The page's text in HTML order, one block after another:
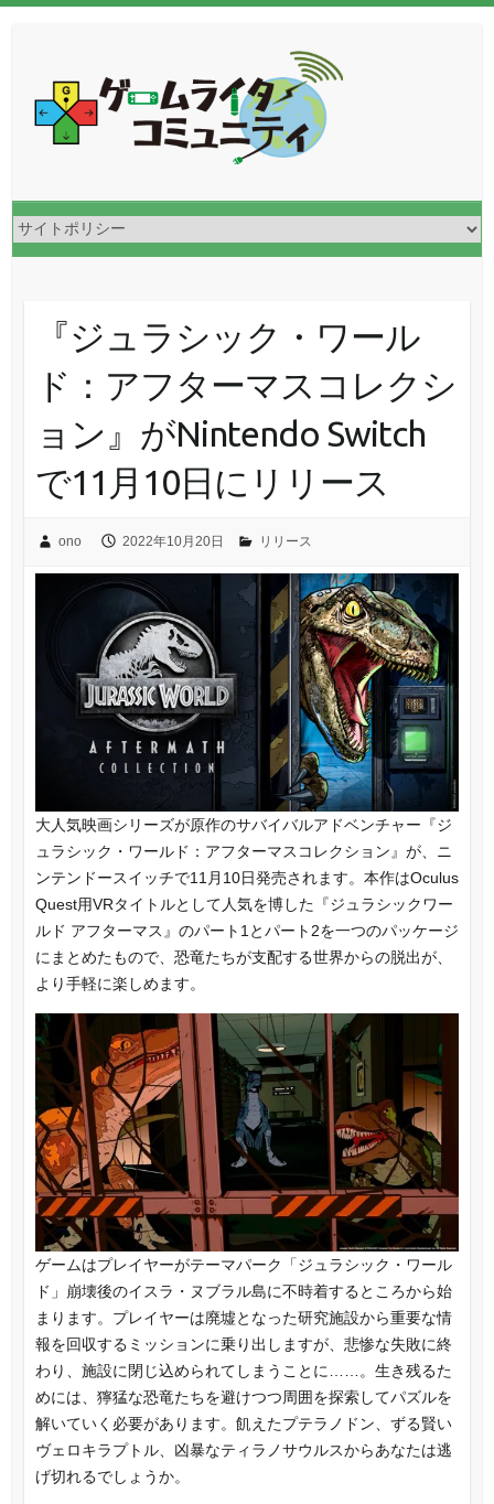
『ジュラシック・ワール
ド：アフターマスコレクシ
ョン』がNintendo Switch
で11月10日にリリース
ono 2022年10月20日 リリース
大人気映画シリーズが原作のサバイバルアドベンチャー『ジ
ュラシック・ワールド：アフターマスコレクション』が、ニ
ンテンドースイッチで11月10日発売されます。本作はOculus
Quest用VRタイトルとして人気を博した『ジュラシックワー
ルド アフターマス』のパート1とパート2を一つのパッケージ
にまとめたもので、恐竜たちが支配する世界からの脱出が、
より手軽に楽しめます。
ゲームはプレイヤーがテーマパーク「ジュラシック・ワール
ド」崩壊後のイスラ・ヌブラル島に不時着するところから始
まります。プレイヤーは廃墟となった研究施設から重要な情
報を回収するミッションに乗り出しますが、悲惨な失敗に終
わり、施設に閉じ込められてしまうことに……。生き残るた
めには、獰猛な恐竜たちを避けつつ周囲を探索してパズルを
解いていく必要があります。飢えたプテラノドン、ずる賢い
ヴェロキラプトル、凶暴なティラノサウルスからあなたは逃
げ切れるでしょうか。